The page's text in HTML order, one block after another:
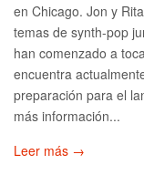
en Chicago. Jon y
temas de synth-pop
han comenzado a
encuentra
preparación para el
más información...
Leer más →